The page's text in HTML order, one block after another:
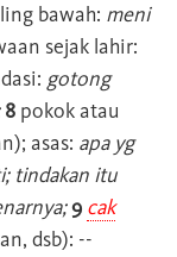
bawah: meni
sejak lahir:
gotong
8 pokok atau
asas: apa yg
tindakan itu
9 cak
dsb): --